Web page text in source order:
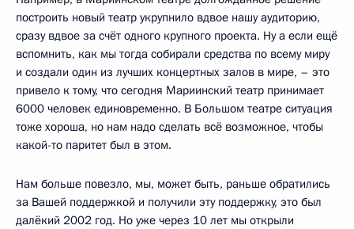
построить новый театр укрупнило вдвое нашу аудиторию,
сразу вдвое за счёт одного крупного проекта. Ну а если ещё
вспомнить, как мы тогда собирали средства по всему миру
и создали один из лучших концертных залов в мире, – это
привело к тому, что сегодня Мариинский театр принимает
6000 человек единовременно. В Большом театре ситуация
тоже хороша, но нам надо сделать всё возможное, чтобы
какой-то паритет был в этом.
Нам больше повезло, мы, может быть, раньше обратились
за Вашей поддержкой и получили эту поддержку, это был
далёкий 2002 год. Но уже через 10 лет мы открыли